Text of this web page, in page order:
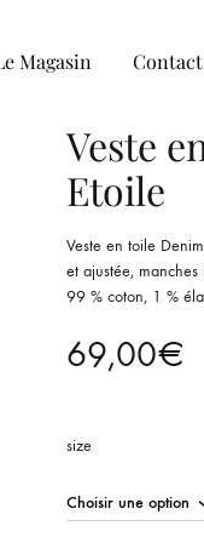
Magasin Contact
Veste
Etoile
Veste en toile
et ajustée, manches
99 % coton, 1 %
69,00€
size